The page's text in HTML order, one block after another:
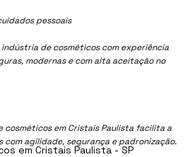
pessoais
indústria de cosméticos com experiência
modernas e com alta aceitação no
em Cristais Paulista facilita a
com agilidade, segurança e padronização.
em Cristais Paulista - SP